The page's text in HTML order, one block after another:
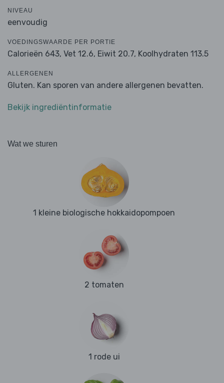
NIVEAU
eenvoudig
VOEDINGSWAARDE PER PORTIE
Calorieën 643, Vet 12.6, Eiwit 20.7, Koolhydraten 113.5
ALLERGENEN
Gluten. Kan sporen van andere allergenen bevatten.
Bekijk ingrediëntinformatie
Wat we sturen
1 kleine biologische hokkaidopompoen
2 tomaten
1 rode ui